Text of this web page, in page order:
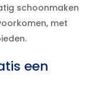
schoonmaken
met
een